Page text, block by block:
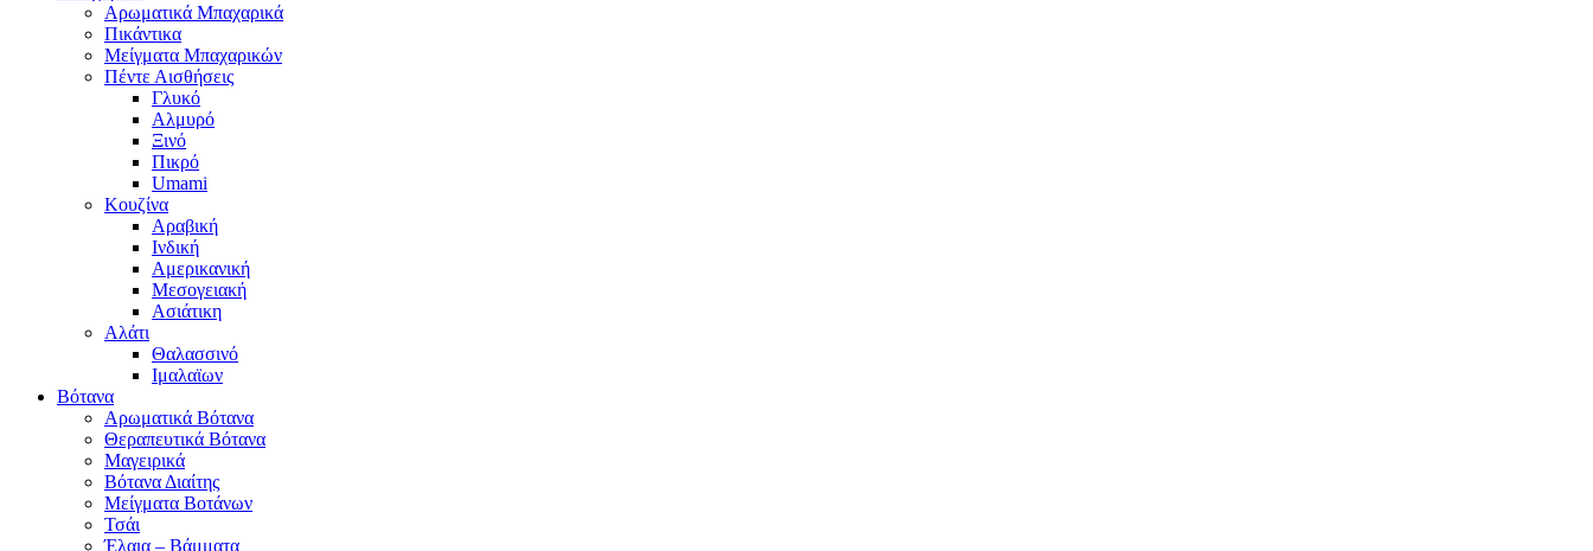
Αρωματικά Μπαχαρικά
Πικάντικα
Μείγματα Μπαχαρικών
Πέντε Αισθήσεις
Γλυκό
Αλμυρό
Ξινό
Πικρό
Umami
Κουζίνα
Αραβική
Ινδική
Αμερικανική
Μεσογειακή
Ασιάτικη
Αλάτι
Θαλασσινό
Ιμαλαϊων
Βότανα
Αρωματικά Βότανα
Θεραπευτικά Βότανα
Μαγειρικά
Βότανα Διαίτης
Μείγματα Βοτάνων
Τσάι
Έλαια – Βάμματα